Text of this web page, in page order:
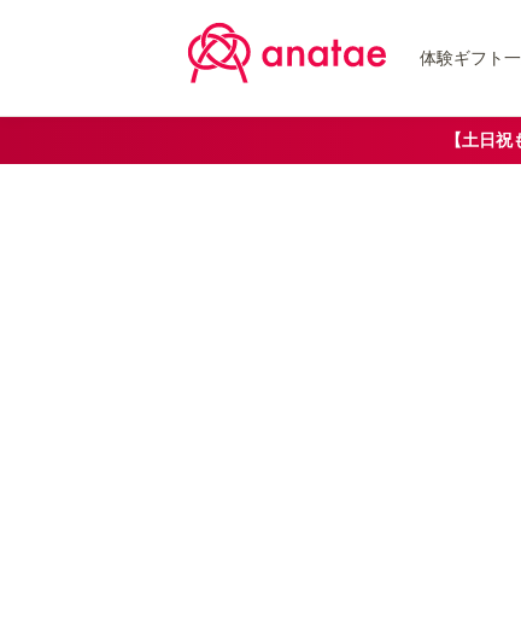
体験ギフト
【土日